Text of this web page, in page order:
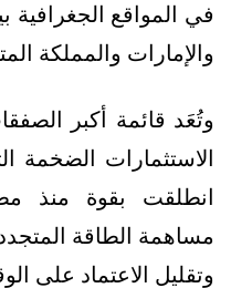
في المواقع الجغرافية
والإمارات والمملكة
وتُعَد قائمة أكبر
الاستثمارات الضخمة
انطلقت بقوة منذ
مساهمة الطاقة
وتقليل الاعتماد على